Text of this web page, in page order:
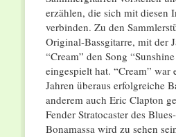
erzählen, die sich mit diesen
verbinden. Zu den
Original-Bassgitarre, mit der
“Cream” den Song
eingespielt hat. “Cream” war
Jahren überaus erfolgreiche
anderem auch Eric Clapton
Fender Stratocaster des
Bonamassa wird zu sehen